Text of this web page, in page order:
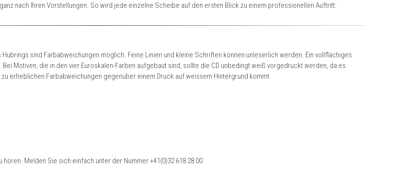
nach Ihren Vorstellungen. So wird jede einzelne Scheibe auf den ersten Blick zu einem professionellen Auftritt.
sind Farbabweichungen möglich. Feine Linien und kleine Schriften können unleserlich werden. Ein vollflächiges
Motiven, die in den vier Euroskalen-Farben aufgebaut sind, sollte die CD unbedingt weiß vorgedruckt werden, da es
erheblichen Farbabweichungen gegenüber einem Druck auf weissem Hintergrund kommt.
hören. Melden Sie sich einfach unter der Nummer+41(0)32 618 28 00